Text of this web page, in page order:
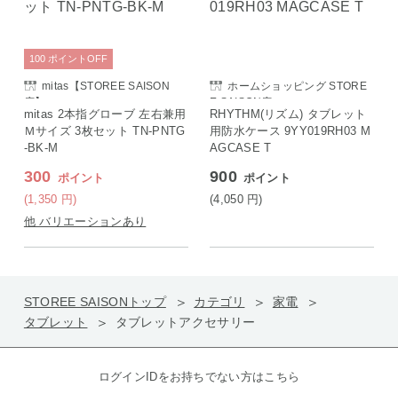
mitas【STOREE SAISON
店】
mitas 2本指グローブ 左右兼用
Ｍサイズ 3枚セット TN-PNTG
-BK-M
300 ポイント
(1,350 円)
100 ポイント OFF
他 バリエーションあり
ホームショッピング STORE
E SAISON店
RHYTHM(リズム) タブレット
用防水ケース 9YY019RH03 M
AGCASE T
900 ポイント
(4,050 円)
STOREE SAISONトップ カテゴリ
家電
タブレット
タブレットアクセサリー
ログインIDをお持ちでない方はこちら